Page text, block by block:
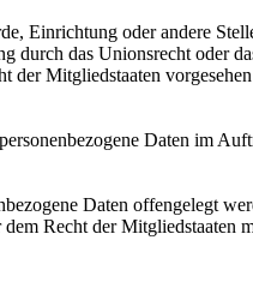
Einrichtung oder andere
das Unionsrecht oder
der Mitgliedstaaten
Daten im
Daten offengelegt
Recht der Mitgliedstaaten